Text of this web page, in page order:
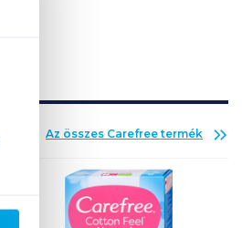
Adj hozzá termékeket!
Az összes Carefree termék